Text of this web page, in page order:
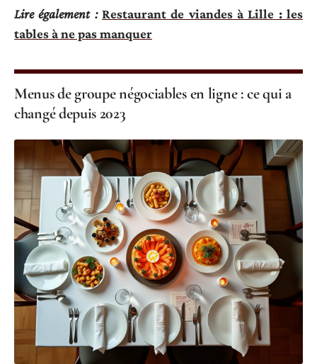
Lire également : Restaurant de viandes à Lille : les
tables à ne pas manquer
Menus de groupe négociables en ligne : ce qui a
changé depuis 2023